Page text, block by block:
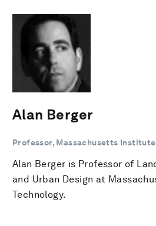
Alan Berger
Professor, Massachusetts
Alan Berger is Professor of
and Urban Design at
Technology.